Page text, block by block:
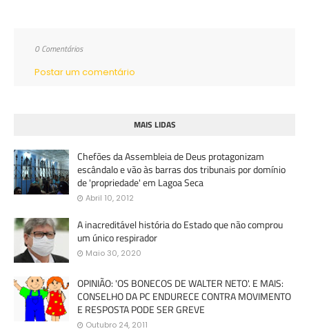
0 Comentários
Postar um comentário
MAIS LIDAS
Chefões da Assembleia de Deus protagonizam
escândalo e vão às barras dos tribunais por domínio
de 'propriedade' em Lagoa Seca
Abril 10, 2012
A inacreditável história do Estado que não comprou
um único respirador
Maio 30, 2020
OPINIÃO: 'OS BONECOS DE WALTER NETO'. E MAIS:
CONSELHO DA PC ENDURECE CONTRA MOVIMENTO
E RESPOSTA PODE SER GREVE
Outubro 24, 2011